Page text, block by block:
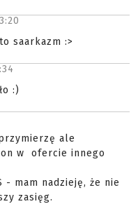
saarkazm :>
:)
ale
w ofercie innego
- mam nadzieję, że nie
zasięg.